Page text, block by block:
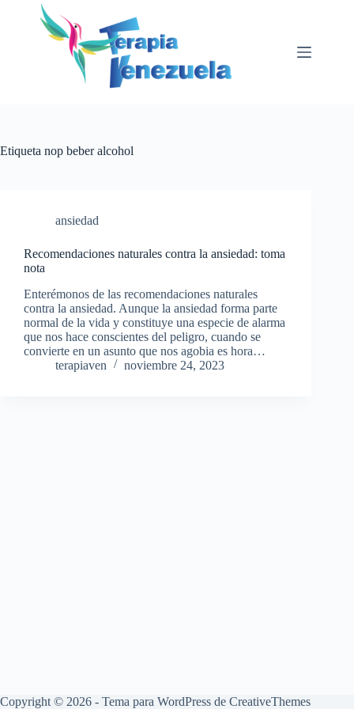
contenido
Etiqueta nop beber alcohol
ansiedad
Recomendaciones naturales contra la ansiedad: toma
nota
Enterémonos de las recomendaciones naturales
contra la ansiedad. Aunque la ansiedad forma parte
normal de la vida y constituye una especie de alarma
que nos hace conscientes del peligro, cuando se
convierte en un asunto que nos agobia es hora…
terapiaven
noviembre 24, 2023
Copyright © 2026 - Tema para WordPress de CreativeThemes